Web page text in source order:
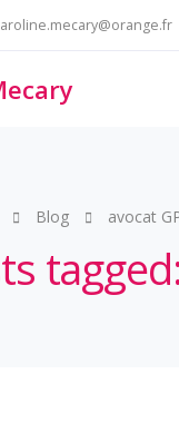
Blog avocat